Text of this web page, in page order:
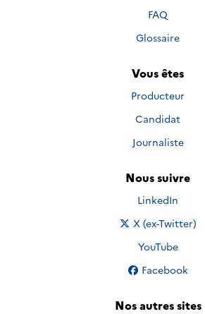
FAQ
Glossaire
Vous êtes
Producteur
Candidat
Journaliste
Nous suivre
Nous suivre sur
LinkedIn
Nous suivre sur
X (ex-Twitter)
Nous suivre sur
YouTube
Nous suivre sur
Facebook
Nos autres sites